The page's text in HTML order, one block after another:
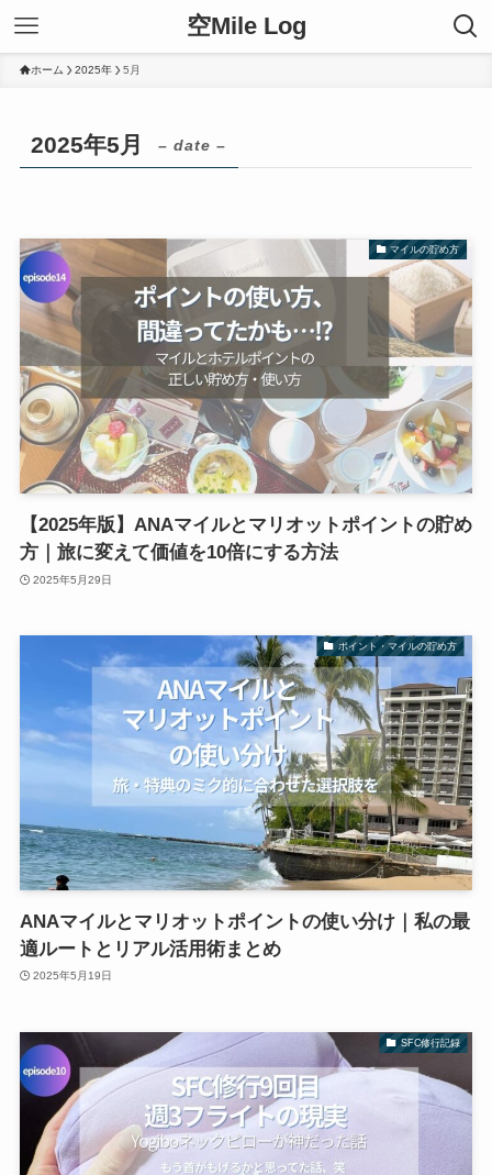
空Mile Log
ホーム 2025年 5月
2025年5月 – date –
マイルの貯め方
【2025年版】ANAマイルとマリオットポイントの貯め
方｜旅に変えて価値を10倍にする方法
2025年5月29日
ポイント・マイルの貯め方
ANAマイルとマリオットポイントの使い分け｜私の最
適ルートとリアル活用術まとめ
2025年5月19日
SFC修行記録